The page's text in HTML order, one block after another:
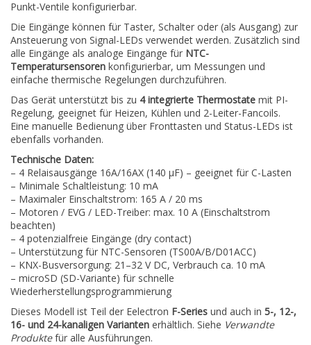
Punkt-Ventile konfigurierbar.
Die Eingänge können für Taster, Schalter oder (als Ausgang) zur
Ansteuerung von Signal-LEDs verwendet werden. Zusätzlich sind
alle Eingänge als analoge Eingänge für NTC-
Temperatursensoren konfigurierbar, um Messungen und
einfache thermische Regelungen durchzuführen.
Das Gerät unterstützt bis zu 4 integrierte Thermostate mit PI-
Regelung, geeignet für Heizen, Kühlen und 2-Leiter-Fancoils.
Eine manuelle Bedienung über Fronttasten und Status-LEDs ist
ebenfalls vorhanden.
Technische Daten:
– 4 Relaisausgänge 16A/16AX (140 µF) – geeignet für C-Lasten
– Minimale Schaltleistung: 10 mA
– Maximaler Einschaltstrom: 165 A / 20 ms
– Motoren / EVG / LED-Treiber: max. 10 A (Einschaltstrom
beachten)
– 4 potenzialfreie Eingänge (dry contact)
– Unterstützung für NTC-Sensoren (TS00A/B/D01ACC)
– KNX-Busversorgung: 21–32 V DC, Verbrauch ca. 10 mA
– microSD (SD-Variante) für schnelle
Wiederherstellungsprogrammierung
Dieses Modell ist Teil der Eelectron F-Series und auch in 5-, 12-,
16- und 24-kanaligen Varianten erhältlich. Siehe Verwandte
Produktefür alle Ausführungen.